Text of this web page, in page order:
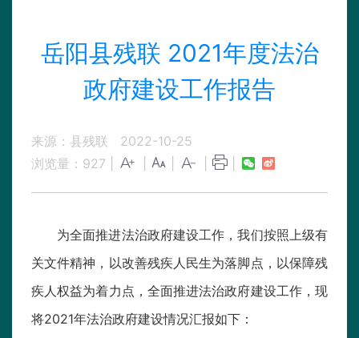
岳阳县残联 2021年度法治
政府建设工作报告
来源：县残联
2022-10-25
浏览量： 927
为全面推进法治政府建设工作，我们按照上级有
关文件精神，以改善残疾人民生为落脚点，以保障残
疾人权益为着力点，全面推进法治政府建设工作，现
将2021年法治政府建设情况汇报如下：